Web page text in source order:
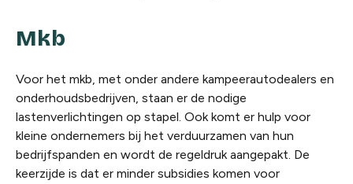
Mkb
Voor het mkb, met onder andere kampeerautodealers en
onderhoudsbedrijven, staan er de nodige
lastenverlichtingen op stapel. Ook komt er hulp voor
kleine ondernemers bij het verduurzamen van hun
bedrijfspanden en wordt de regeldruk aangepakt. De
keerzijde is dat er minder subsidies komen voor